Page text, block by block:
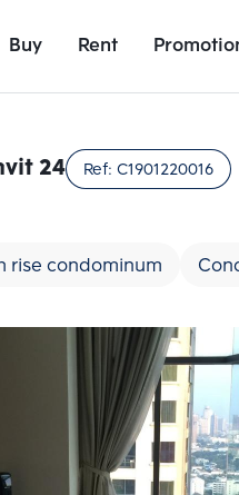
Buy Rent
24 Ref: C1901220016
rise condominum
units